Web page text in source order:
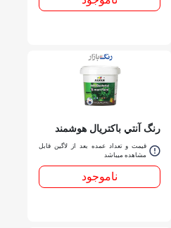
رنگ آنتي باكتريال هوشمند
نيمه مات 3302 الوان دبه
قیمت و تعداد عمده بعد از لاگین قابل
مشاهده میباشد
ناموجود